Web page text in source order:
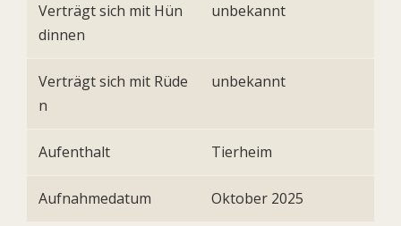
Verträgt sich mit Hün
dinnen
unbekannt
Verträgt sich mit Rüde
n
unbekannt
Aufenthalt Tierheim
Aufnahmedatum Oktober 2025